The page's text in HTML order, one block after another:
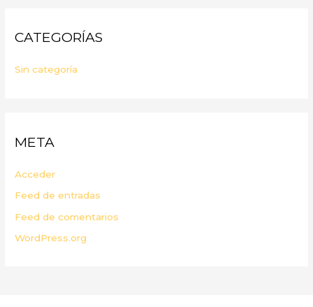
CATEGORÍAS
Sin categoría
META
Acceder
Feed de entradas
Feed de comentarios
WordPress.org